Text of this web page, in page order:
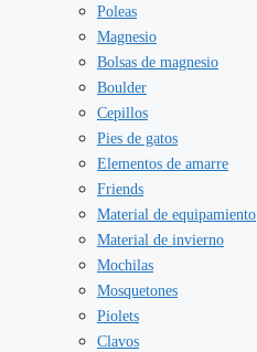
Poleas
Magnesio
Bolsas de magnesio
Boulder
Cepillos
Pies de gatos
Elementos de amarre
Friends
Material de equipamiento
Material de invierno
Mochilas
Mosquetones
Piolets
Clavos